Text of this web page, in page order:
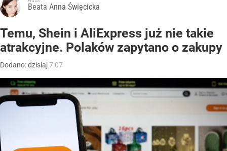
Beata Anna Święcicka
Temu, Shein i AliExpress już nie takie
atrakcyjne. Polaków zapytano o zakupy
Dodano:dzisiaj7:07